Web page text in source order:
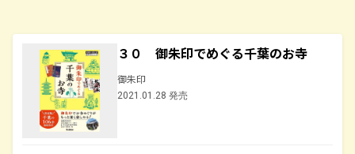
３０ 御朱印でめぐる千葉のお寺
御朱印
2021.01.28 発売